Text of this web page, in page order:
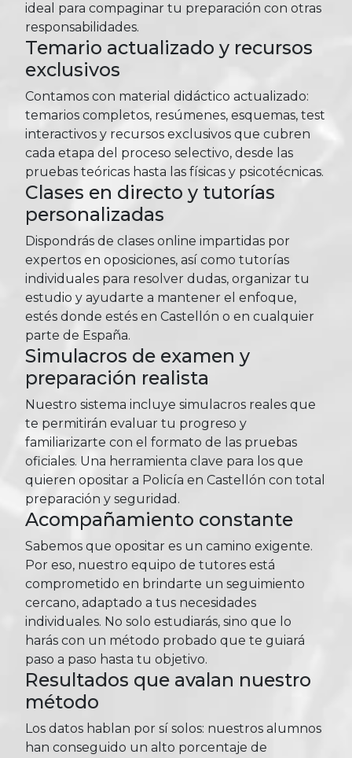
ideal para compaginar tu preparación con otras
responsabilidades.
Temario actualizado y recursos
exclusivos
Contamos con material didáctico actualizado:
temarios completos, resúmenes, esquemas, test
interactivos y recursos exclusivos que cubren
cada etapa del proceso selectivo, desde las
pruebas teóricas hasta las físicas y psicotécnicas.
Clases en directo y tutorías
personalizadas
Dispondrás de clases online impartidas por
expertos en oposiciones, así como tutorías
individuales para resolver dudas, organizar tu
estudio y ayudarte a mantener el enfoque,
estés donde estés en Castellón o en cualquier
parte de España.
Simulacros de examen y
preparación realista
Nuestro sistema incluye simulacros reales que
te permitirán evaluar tu progreso y
familiarizarte con el formato de las pruebas
oficiales. Una herramienta clave para los que
quieren opositar a Policía en Castellón con total
preparación y seguridad.
Acompañamiento constante
Sabemos que opositar es un camino exigente.
Por eso, nuestro equipo de tutores está
comprometido en brindarte un seguimiento
cercano, adaptado a tus necesidades
individuales. No solo estudiarás, sino que lo
harás con un método probado que te guiará
paso a paso hasta tu objetivo.
Resultados que avalan nuestro
método
Los datos hablan por sí solos: nuestros alumnos
han conseguido un alto porcentaje de